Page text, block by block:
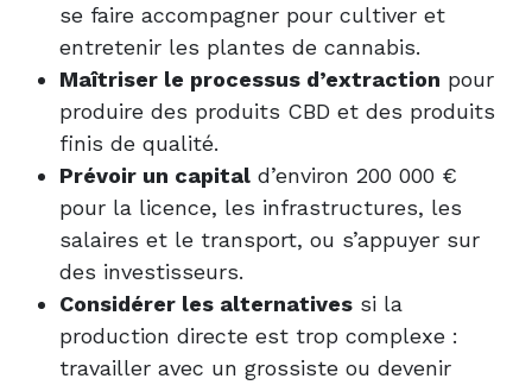
se faire accompagner pour cultiver et
entretenir les plantes de cannabis.
Maîtriser le processus d’extraction pour
produire des produits CBD et des produits
finis de qualité.
Prévoir un capital d’environ 200 000 €
pour la licence, les infrastructures, les
salaires et le transport, ou s’appuyer sur
des investisseurs.
Considérer les alternatives si la
production directe est trop complexe :
travailler avec un grossiste ou devenir